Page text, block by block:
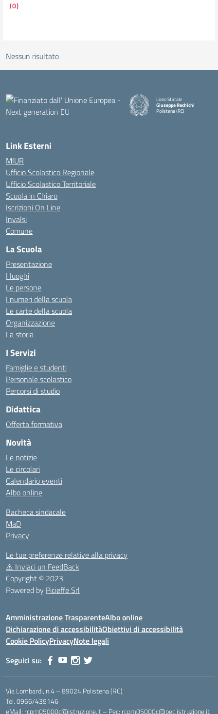
(0)
Nessun risultato
Liceo Statale
Giuseppe Rechichi
Polistena (RC)
Link Esterni
MIUR
Ufficio Scolastico Regionale
Ufficio Scolastico Territoriale
Scuola in Chiaro
Iscrizioni On Line
Invalsi
Comune
La Scuola
Presentazione
I luoghi
Le persone
I numeri della scuola
Le carte della scuola
Organizzazione
La storia
I Servizi
Famiglie e studenti
Personale scolastico
Percorsi di studio
Didattica
Offerta formativa
Novità
Le notizie
Le circolari
Calendario eventi
Albo online
Bacheca sindacale
MaD
Privacy
Le tue preferenze relative alla privacy
⚠️ Inviaci un FeedBack
Copyright © 2023
Powered by Picieffe Srl
Amministrazione TrasparenteAlbo online
Dichiarazione di accessibilitàObiettivi di accessibilità
Cookie PolicyPrivacyNote legali
Seguici su:
Via Lombardi, n.4 – 89024 Polistena (RC)
Tel. 0966/439146
eMail: rcpm05000c@istruzione.it – Pec: rcpm05000c@pec.istruzione.it